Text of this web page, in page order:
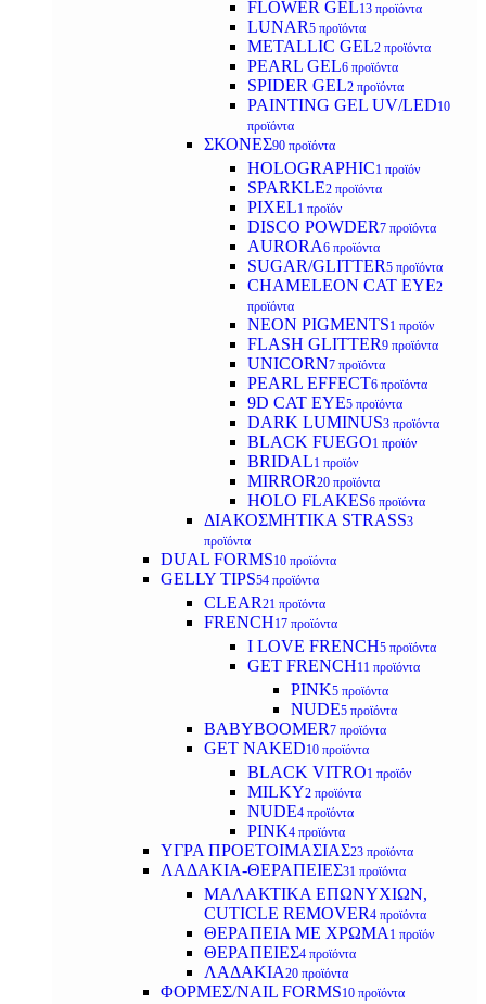
FLOWER GEL13 προϊόντα
LUNAR5 προϊόντα
METALLIC GEL2 προϊόντα
PEARL GEL6 προϊόντα
SPIDER GEL2 προϊόντα
PAINTING GEL UV/LED10
προϊόντα
ΣΚΟΝΕΣ90 προϊόντα
HOLOGRAPHIC1 προϊόν
SPARKLE2 προϊόντα
PIXEL1 προϊόν
DISCO POWDER7 προϊόντα
AURORA6 προϊόντα
SUGAR/GLITTER5 προϊόντα
CHAMELEON CAT EYE2
προϊόντα
NEON PIGMENTS1 προϊόν
FLASH GLITTER9 προϊόντα
UNICORN7 προϊόντα
PEARL EFFECT6 προϊόντα
9D CAT EYE5 προϊόντα
DARK LUMINUS3 προϊόντα
BLACK FUEGO1 προϊόν
BRIDAL1 προϊόν
MIRROR20 προϊόντα
HOLO FLAKES6 προϊόντα
ΔΙΑΚΟΣΜΗΤΙΚΑ STRASS3
προϊόντα
DUAL FORMS10 προϊόντα
GELLY TIPS54 προϊόντα
CLEAR21 προϊόντα
FRENCH17 προϊόντα
I LOVE FRENCH5 προϊόντα
GET FRENCH11 προϊόντα
PINK5 προϊόντα
NUDE5 προϊόντα
BABYBOOMER7 προϊόντα
GET NAKED10 προϊόντα
BLACK VITRO1 προϊόν
MILKY2 προϊόντα
NUDE4 προϊόντα
PINK4 προϊόντα
ΥΓΡΑ ΠΡΟΕΤΟΙΜΑΣΙΑΣ23 προϊόντα
ΛΑΔΑΚΙΑ-ΘΕΡΑΠΕΙΕΣ31 προϊόντα
ΜΑΛΑΚΤΙΚΑ ΕΠΩΝΥΧΙΩΝ,
CUTICLE REMOVER4 προϊόντα
ΘΕΡΑΠΕΙΑ ΜΕ ΧΡΩΜΑ 1 προϊόν
ΘΕΡΑΠΕΙΕΣ4 προϊόντα
ΛΑΔΑΚΙΑ20 προϊόντα
ΦΟΡΜΕΣ/NAIL FORMS10 προϊόντα